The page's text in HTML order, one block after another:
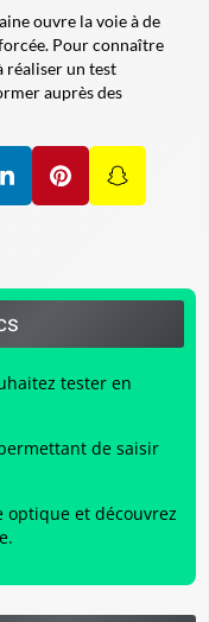
ouvre la voie à de
Pour connaître
réaliser un test
auprès des
tester en
de saisir
optique et découvrez